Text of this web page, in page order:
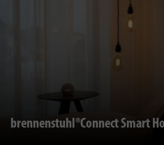
brennenstuhl®Connect Smart